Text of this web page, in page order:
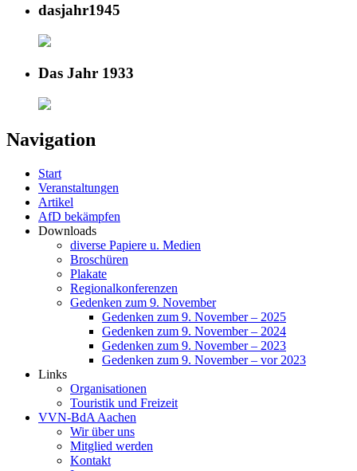
dasjahr1945
Das Jahr 1933
Navigation
Start
Veranstaltungen
Artikel
AfD bekämpfen
Downloads
diverse Papiere u. Medien
Broschüren
Plakate
Regionalkonferenzen
Gedenken zum 9. November
Gedenken zum 9. November – 2025
Gedenken zum 9. November – 2024
Gedenken zum 9. November – 2023
Gedenken zum 9. November – vor 2023
Links
Organisationen
Touristik und Freizeit
VVN-BdA Aachen
Wir über uns
Mitglied werden
Kontakt